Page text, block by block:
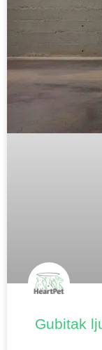
Gubitak